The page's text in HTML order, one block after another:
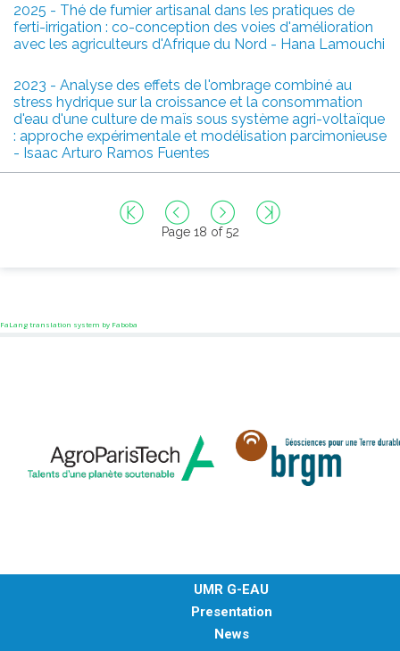
2025 - Thé de fumier artisanal dans les pratiques de
ferti-irrigation : co-conception des voies d'amélioration
avec les agriculteurs d'Afrique du Nord - Hana Lamouchi
2023 - Analyse des effets de l'ombrage combiné au
stress hydrique sur la croissance et la consommation
d'eau d'une culture de maïs sous système agri-voltaïque
: approche expérimentale et modélisation parcimonieuse
- Isaac Arturo Ramos Fuentes
Page 18 of 52
FaLang translation system by Faboba
UMR G-EAU
Presentation
News